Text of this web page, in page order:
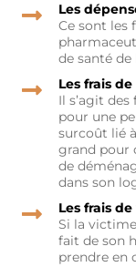
Les
Ce sont les
de santé
Les frais
Il s’agit
pour une
surcoût lié
grand pour
de
dans son
Les frais
Si la
fait de son
prendre en